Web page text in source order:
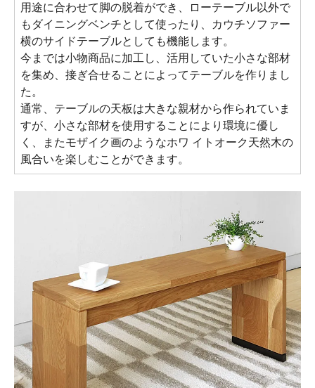
用途に合わせて脚の脱着ができ、ローテーブル以外で
もダイニングベンチとして使ったり、カウチソファー
横のサイドテーブルとしても機能します。
今までは小物商品に加工し、活用していた小さな部材
を集め、接ぎ合せることによってテーブルを作りまし
た。
通常、テーブルの天板は大きな親材から作られていま
すが、小さな部材を使用することにより環境に優し
く、またモザイク画のようなホワ イトオーク天然木の
風合いを楽しむことができます。